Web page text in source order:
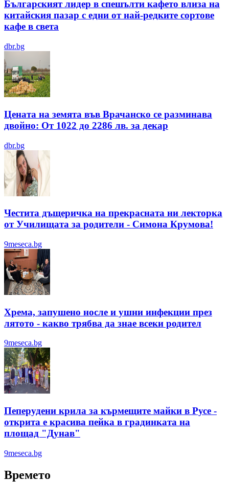
Българският лидер в спешълти кафето влиза на
китайския пазар с едни от най-редките сортове
кафе в света
dbr.bg
Цената на земята във Врачанско се разминава
двойно: От 1022 до 2286 лв. за декар
dbr.bg
Честита дъщеричка на прекрасната ни лекторка
от Училищата за родители - Симона Крумова!
9meseca.bg
Хрема, запушено носле и ушни инфекции през
лятотo - какво трябва да знае всеки родител
9meseca.bg
Пеперудени крила за кърмещите майки в Русе -
открита е красива пейка в градинката на
площад "Дунав"
9meseca.bg
Времето